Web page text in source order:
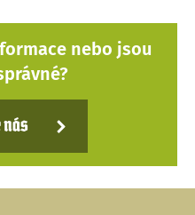
nebo jsou
nás